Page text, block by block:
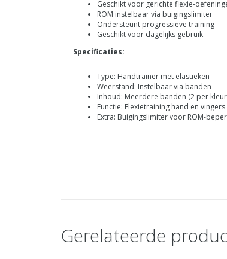
Geschikt voor gerichte flexie-
ROM instelbaar via buigingslimiter
Ondersteunt progressieve training
Geschikt voor dagelijks gebruik
Specificaties:
Type: Handtrainer met elastieken
Weerstand: Instelbaar via banden
Inhoud: Meerdere banden (2 per
Functie: Flexietraining hand en vingers
Extra: Buigingslimiter voor ROM-
Gerelateerde